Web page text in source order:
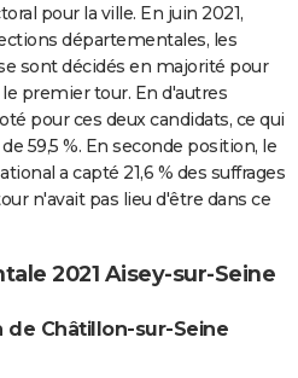
pour la ville. En juin 2021,
départementales, les
sont décidés en majorité pour
premier tour. En d'autres
pour ces deux candidats, ce qui
59,5 %. En seconde position, le
a capté 21,6 % des suffrages
n'avait pas lieu d'être dans ce
2021 Aisey-sur-Seine
de Châtillon-sur-Seine